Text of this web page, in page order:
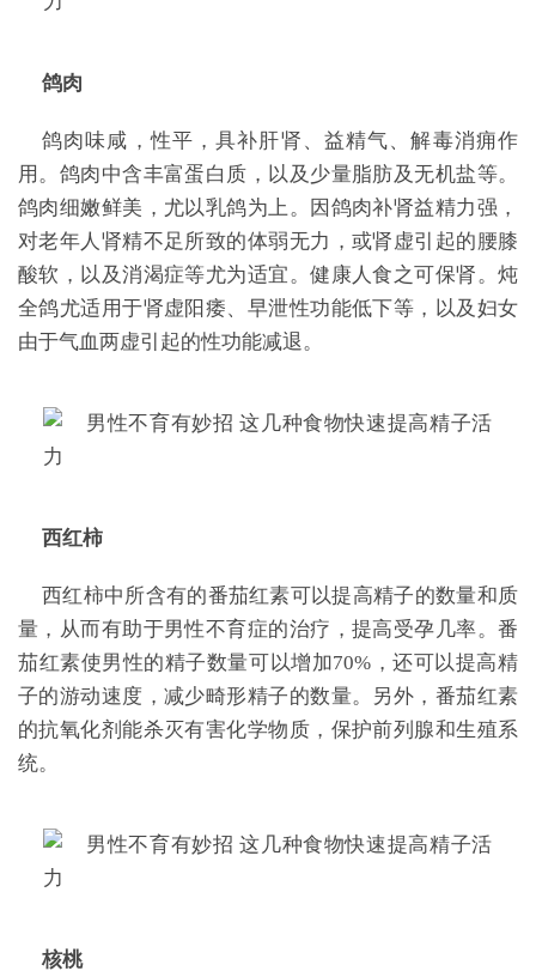
鸽肉
鸽肉味咸，性平，具补肝肾、益精气、解毒消痈作
用。鸽肉中含丰富蛋白质，以及少量脂肪及无机盐等。
鸽肉细嫩鲜美，尤以乳鸽为上。因鸽肉补肾益精力强，
对老年人肾精不足所致的体弱无力，或肾虚引起的腰膝
酸软，以及消渴症等尤为适宜。健康人食之可保肾。炖
全鸽尤适用于肾虚阳痿、早泄性功能低下等，以及妇女
由于气血两虚引起的性功能减退。
西红柿
西红柿中所含有的番茄红素可以提高精子的数量和质
量，从而有助于男性不育症的治疗，提高受孕几率。番
茄红素使男性的精子数量可以增加70%，还可以提高精
子的游动速度，减少畸形精子的数量。另外，番茄红素
的抗氧化剂能杀灭有害化学物质，保护前列腺和生殖系
统。
核桃